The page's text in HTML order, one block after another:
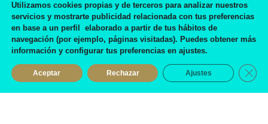
Preciosos zapatos, de buena calidad y la atención...
suprema!
Eva Mora García
Utilizamos cookies propias y de terceros para analizar nuestros
servicios y mostrarte publicidad relacionada con tus preferencias
en base a un perfil elaborado a partir de tus hábitos de
navegación (por ejemplo, páginas visitadas). Puedes obtener más
información y configurar tus preferencias en ajustes.
Aceptar Rechazar Ajustes